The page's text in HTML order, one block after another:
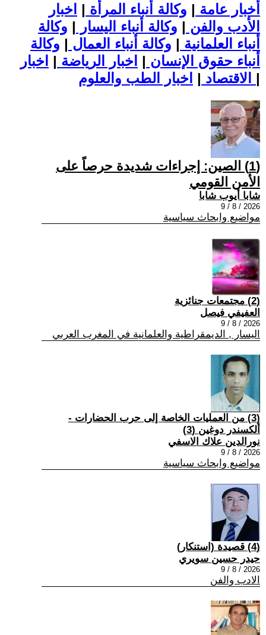
أخبار عامة | وكالة أنباء المرأة | اخبار
الأدب والفن | وكالة أنباء اليسار | وكالة
أنباء العلمانية | وكالة أنباء العمال | وكالة
أنباء حقوق الإنسان | اخبار الرياضة | اخبار
الاقتصاد | |
(1) الصين: إجراءات شديدة حرصاً على
الأمن القومي
شابا أيوب شابا
2026 / 8 / 9
مواضيع وابحاث سياسية
(2) مجتمعات جنائزية
العفيفي فيصل
2026 / 8 / 9
اليسار , الديمقراطية والعلمانية في المغرب العربي
(3) من العمليات الخاصة إلى حرب الحضارات -
ألكسندر دوغين (3)
نورالدين علاك الاسفي
2026 / 8 / 9
مواضيع وابحاث سياسية
(4) قصيدة (استنكار)
حيدر حسين سويري
2026 / 8 / 9
الادب والفن